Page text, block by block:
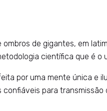
de gigantes, em
científica que é
por uma mente única e
para